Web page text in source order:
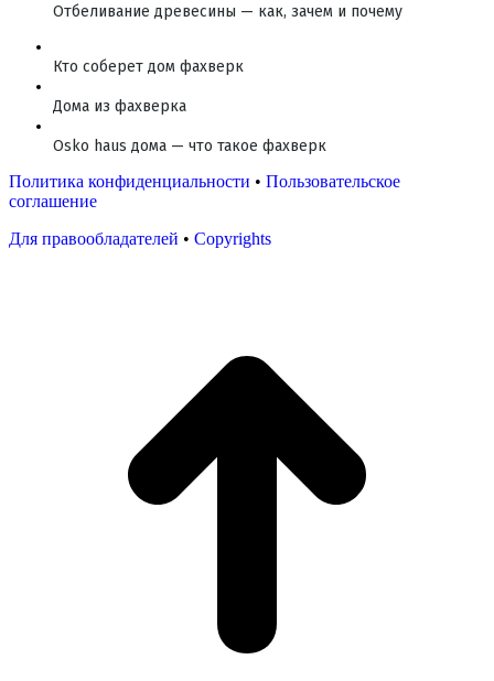
Отбеливание древесины — как, зачем и почему
Кто соберет дом фахверк
Дома из фахверка
Osko haus дома — что такое фахверк
Политика конфиденциальности • Пользовательское
соглашение
Для правообладателей • Copyrights